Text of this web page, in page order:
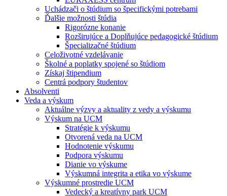
Uchádzači o štúdium so špecifickými potrebami
Ďalšie možnosti štúdia
Rigorózne konanie
Rozširujúce a Doplňujúce pedagogické štúdium
Špecializačné štúdium
Celoživotné vzdelávanie
Školné a poplatky spojené so štúdiom
Získaj štipendium
Centrá podpory študentov
Absolventi
Veda a výskum
Aktuálne výzvy a aktuality z vedy a výskumu
Výskum na UCM
Stratégie k výskumu
Otvorená veda na UCM
Hodnotenie výskumu
Podpora výskumu
Dianie vo výskume
Výskumná integrita a etika vo výskume
Výskumné prostredie UCM
Vedecký a kreatívny park UCM